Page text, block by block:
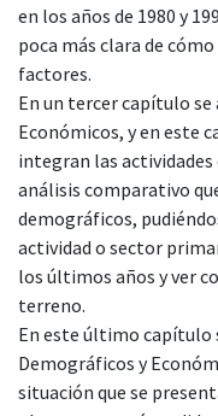
en los años de 1980 y
poca más clara de
factores.
​En un tercer capítulo
Económicos, y en este
integran las
análisis comparativo
demográficos,
actividad o sector
los últimos años y ver
terreno.
​En este último capítulo
Demográficos y
situación que se